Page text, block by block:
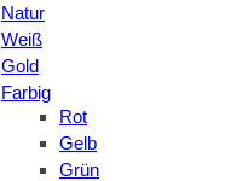
Natur
Weiß
Gold
Farbig
Rot
Gelb
Grün